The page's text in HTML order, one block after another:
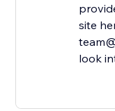
site
look